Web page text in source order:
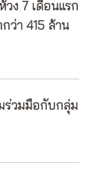
ง 7 เดือนแรก
ว่า 415 ล้าน
ร่วมมือกับกลุ่ม